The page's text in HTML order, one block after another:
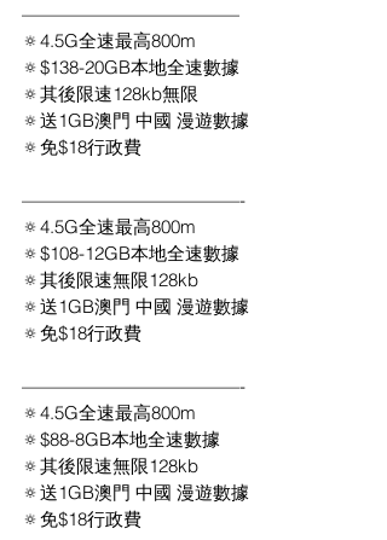
————————————
🔅4.5G全速最高800m
🔅$138-20GB本地全速數據
🔅其後限速128kb無限
🔅送1GB澳門 中國 漫遊數據
🔅免$18行政費
————————————-
🔅4.5G全速最高800m
🔅$108-12GB本地全速數據
🔅其後限速無限128kb
🔅送1GB澳門 中國 漫遊數據
🔅免$18行政費
————————————-
🔅4.5G全速最高800m
🔅$88-8GB本地全速數據
🔅其後限速無限128kb
🔅送1GB澳門 中國 漫遊數據
🔅免$18行政費